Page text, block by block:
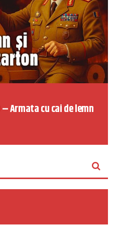
– Armata cu cai de lemn